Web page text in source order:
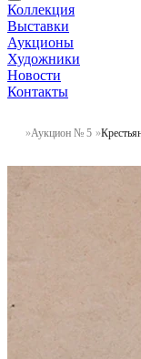
Коллекция
Выставки
Аукционы
Художники
Новости
Контакты
Аукцион № 5